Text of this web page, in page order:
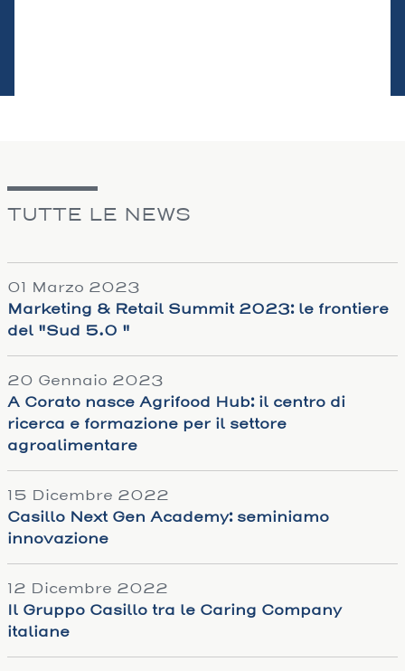
TUTTE LE NEWS
01 Marzo 2023
Marketing & Retail Summit 2023: le frontiere
del "Sud 5.0 "
20 Gennaio 2023
A Corato nasce Agrifood Hub: il centro di
ricerca e formazione per il settore
agroalimentare
15 Dicembre 2022
Casillo Next Gen Academy: seminiamo
innovazione
12 Dicembre 2022
Il Gruppo Casillo tra le Caring Company
italiane